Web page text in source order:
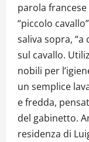
parola francese
“piccolo
saliva sopra,
sul cavallo.
nobili per
un semplice
e fredda,
del gabinetto.
residenza di